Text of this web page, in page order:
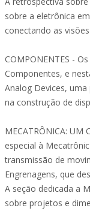
sobre a eletrônica
conectando as
COMPONENTES -
Componentes, e
Analog Devices,
na construção de
MECATRÔNICA: UM
especial à
transmissão de
Engrenagens, que
A seção dedicada a
sobre projetos e